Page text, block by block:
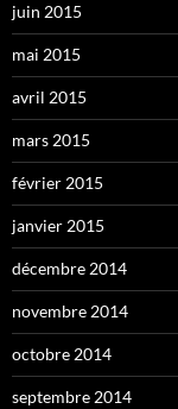
juin 2015
mai 2015
avril 2015
mars 2015
février 2015
janvier 2015
décembre 2014
novembre 2014
octobre 2014
septembre 2014